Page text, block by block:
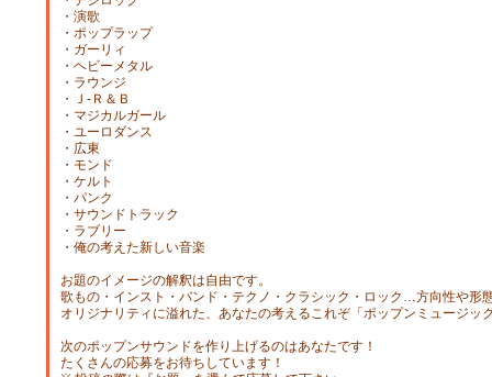
・演歌
・ポップラップ
・ガーリィ
・ヘビーメタル
・ラウンジ
・Ｊ‐Ｒ＆Ｂ
・マジカルガール
・ユーロダンス
・広東
・モンド
・ケルト
・パンク
・サウンドトラック
・ラブリー
・俺の考えた新しい音楽
お題のイメージの解釈は自由です。
歌もの・インスト・バンド・テクノ・クラシック・ロック…方向性や形
オリジナリティに溢れた、あなたの考えるこれぞ「ポップンミュージッ
次のポップンサウンドを作り上げるのはあなたです！
たくさんの応募をお待ちしています！